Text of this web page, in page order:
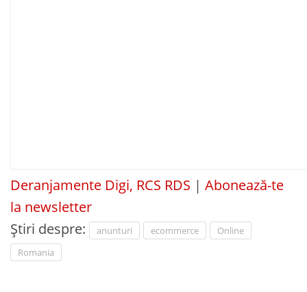
Deranjamente Digi, RCS RDS | Abonează-te
la newsletter
Știri despre:
anunturi ecommerce
Online
Romania